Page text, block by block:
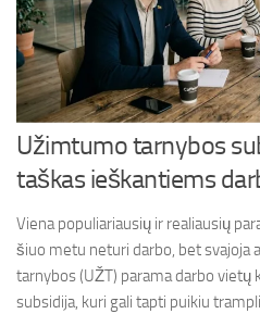
Užimtumo tarnybos
taškas ieškantiems
Viena populiariausių ir realiausių
šiuo metu neturi darbo, bet svajoja
tarnybos (UŽT) parama darbo vietų
subsidija, kuri gali tapti puikiu